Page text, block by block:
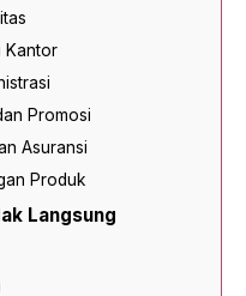
Kantor
Promosi
Asuransi
Produk
Langsung